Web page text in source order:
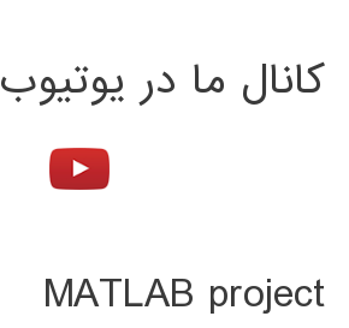
کانال ما در یوتیوب
MATLAB project